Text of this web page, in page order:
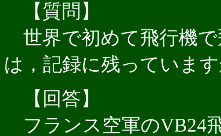
【質問】
世界で初めて飛行機
は，記録に残っていま
【回答】
フランス空軍のVB24